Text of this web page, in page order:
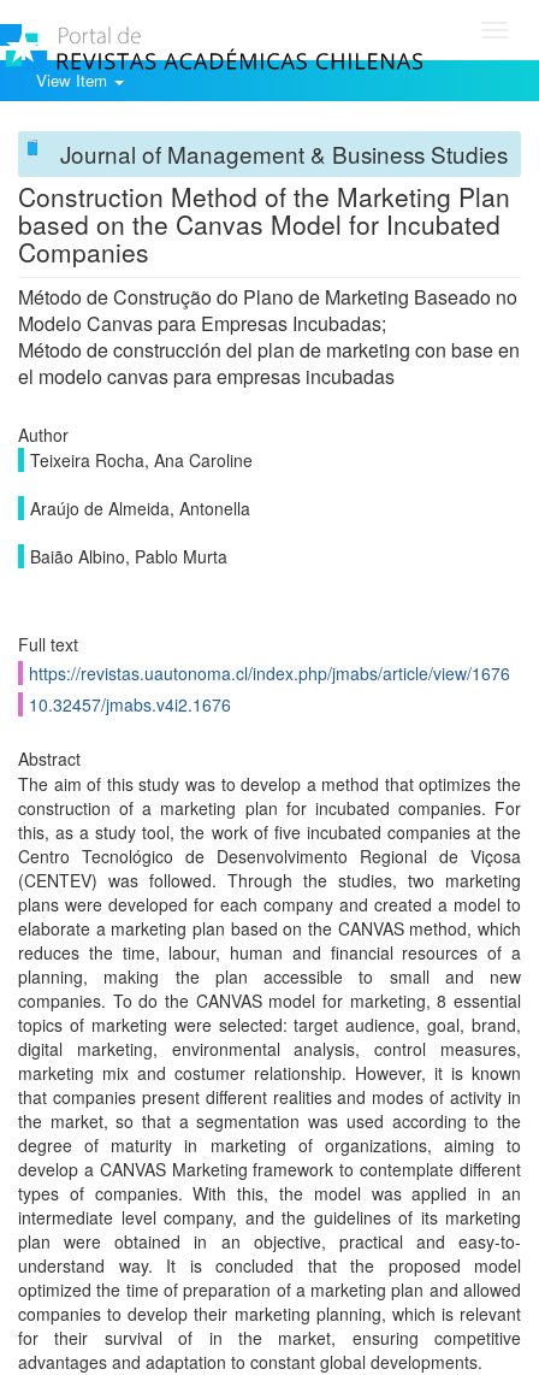
View Item
Journal of Management & Business Studies
Construction Method of the Marketing Plan
based on the Canvas Model for Incubated
Companies
Método de Construção do Plano de Marketing Baseado no
Modelo Canvas para Empresas Incubadas;
Método de construcción del plan de marketing con base en
el modelo canvas para empresas incubadas
Author
Teixeira Rocha, Ana Caroline
Araújo de Almeida, Antonella
Baião Albino, Pablo Murta
Full text
https://revistas.uautonoma.cl/index.php/jmabs/article/view/1676
10.32457/jmabs.v4i2.1676
Abstract
The aim of this study was to develop a method that optimizes the
construction of a marketing plan for incubated companies. For
this, as a study tool, the work of five incubated companies at the
Centro Tecnológico de Desenvolvimento Regional de Viçosa
(CENTEV) was followed. Through the studies, two marketing
plans were developed for each company and created a model to
elaborate a marketing plan based on the CANVAS method, which
reduces the time, labour, human and financial resources of a
planning, making the plan accessible to small and new
companies. To do the CANVAS model for marketing, 8 essential
topics of marketing were selected: target audience, goal, brand,
digital marketing, environmental analysis, control measures,
marketing mix and costumer relationship. However, it is known
that companies present different realities and modes of activity in
the market, so that a segmentation was used according to the
degree of maturity in marketing of organizations, aiming to
develop a CANVAS Marketing framework to contemplate different
types of companies. With this, the model was applied in an
intermediate level company, and the guidelines of its marketing
plan were obtained in an objective, practical and easy-to-
understand way. It is concluded that the proposed model
optimized the time of preparation of a marketing plan and allowed
companies to develop their marketing planning, which is relevant
for their survival of in the market, ensuring competitive
advantages and adaptation to constant global developments.